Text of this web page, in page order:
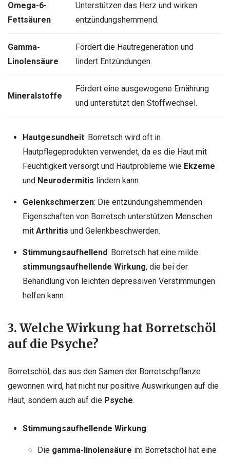
Omega-6-
Fettsäuren
Unterstützen das Herz und wirken
entzündungshemmend.
Gamma-
Linolensäure
Fördert die Hautregeneration und
lindert Entzündungen.
Mineralstoffe
Fördert eine ausgewogene Ernährung
und unterstützt den Stoffwechsel.
Hautgesundheit: Borretsch wird oft in
Hautpflegeprodukten verwendet, da es die Haut mit
Feuchtigkeit versorgt und Hautprobleme wie Ekzeme
und Neurodermitis lindern kann.
Gelenkschmerzen: Die entzündungshemmenden
Eigenschaften von Borretsch unterstützen Menschen
mit Arthritis und Gelenkbeschwerden.
Stimmungsaufhellend: Borretsch hat eine milde
stimmungsaufhellende Wirkung, die bei der
Behandlung von leichten depressiven Verstimmungen
helfen kann.
3. Welche Wirkung hat Borretschöl
auf die Psyche?
Borretschöl, das aus den Samen der Borretschpflanze
gewonnen wird, hat nicht nur positive Auswirkungen auf die
Haut, sondern auch auf die Psyche.
Stimmungsaufhellende Wirkung:
Die gamma-linolensäure im Borretschöl hat eine